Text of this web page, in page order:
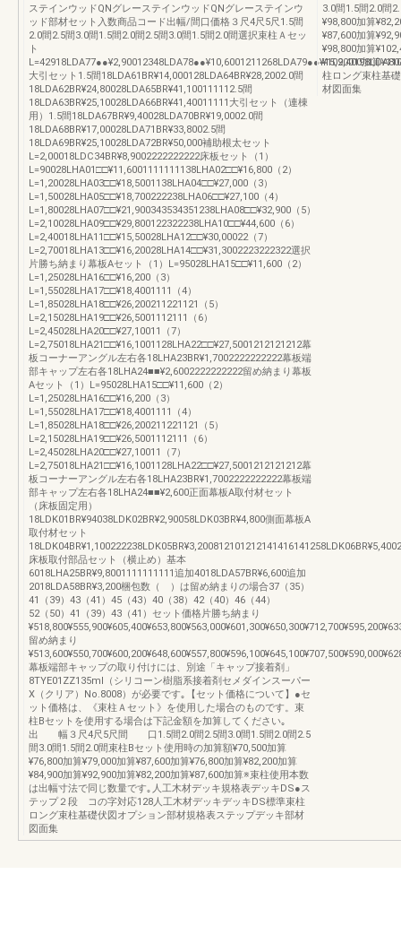
ステインウッドQNグレーステインウッドQNグレーステインウ
ッド部材セット入数商品コード出幅/間口価格３尺4尺5尺1.5間
2.0間2.5間3.0間1.5間2.0間2.5間3.0間1.5間2.0間選択束柱Ａセッ
ト
大引セット1.5間18LDA61BR¥14,000128LDA64BR¥28,2002.0間
18LDA62BR¥24,80028LDA65BR¥41,100111112.5間
18LDA63BR¥25,10028LDA66BR¥41,40011111大引セット（連棟
用）1.5間18LDA67BR¥9,40028LDA70BR¥19,0002.0間
18LDA68BR¥17,00028LDA71BR¥33,8002.5間
18LDA69BR¥25,10028LDA72BR¥50,000補助根太セット
L=2,00018LDC34BR¥8,9002222222222床板セット（1）
L=90028LHA01□□¥11,6001111111138LHA02□□¥16,800（2）
L=1,20028LHA03□□¥18,5001138LHA04□□¥27,000（3）
L=1,50028LHA05□□¥18,700222238LHA06□□¥27,100（4）
L=1,80028LHA07□□¥21,900343534351238LHA08□□¥32,900（5）
L=2,10028LHA09□□¥29,800122322238LHA10□□¥44,600（6）
L=2,40018LHA11□□¥15,50028LHA12□□¥30,00022（7）
L=2,70018LHA13□□¥16,20028LHA14□□¥31,3002223222322選択
片勝ち納まり幕板Aセット（1）L=95028LHA15□□¥11,600（2）
L=1,25028LHA16□□¥16,200（3）
L=1,55028LHA17□□¥18,4001111（4）
L=1,85028LHA18□□¥26,200211221121（5）
L=2,15028LHA19□□¥26,5001112111（6）
L=2,45028LHA20□□¥27,10011（7）
L=2,75018LHA21□□¥16,1001128LHA22□□¥27,5001212121212幕
板コーナーアングル左右各18LHA23BR¥1,7002222222222幕板端
部キャップ左右各18LHA24■■¥2,6002222222222留め納まり幕板
Aセット（1）L=95028LHA15□□¥11,600（2）
L=1,25028LHA16□□¥16,200（3）
L=1,55028LHA17□□¥18,4001111（4）
L=1,85028LHA18□□¥26,200211221121（5）
L=2,15028LHA19□□¥26,5001112111（6）
L=2,45028LHA20□□¥27,10011（7）
L=2,75018LHA21□□¥16,1001128LHA22□□¥27,5001212121212幕
板コーナーアングル左右各18LHA23BR¥1,7002222222222幕板端
部キャップ左右各18LHA24■■¥2,600正面幕板A取付材セット
（床板固定用）
18LDK01BR¥94038LDK02BR¥2,90058LDK03BR¥4,800側面幕板A
取付材セット
床板取付部品セット（横止め）基本
6018LHA25BR¥9,8001111111111追加4018LDA57BR¥6,600追加
2018LDA58BR¥3,200梱包数（ ）は留め納まりの場合37（35）
41（39）43（41）45（43）40（38）42（40）46（44）
52（50）41（39）43（41）セット価格片勝ち納まり
留め納まり
幕板端部キャップの取り付けには、別途「キャップ接着剤」
8TYE01ZZ135ml（シリコーン樹脂系接着剤セメダインスーパー
X（クリア）No.8008）が必要です｡【セット価格について】●セ
ット価格は、《束柱Ａセット》を使用した場合のものです。束
柱Bセットを使用する場合は下記金額を加算してください｡
出 幅３尺4尺5尺間 口1.5間2.0間2.5間3.0間1.5間2.0間2.5
間3.0間1.5間2.0間束柱Bセット使用時の加算額¥70,500加算
¥76,800加算¥79,000加算¥87,600加算¥76,800加算¥82,200加算
¥84,900加算¥92,900加算¥82,200加算¥87,600加算※束柱使用本数
は出幅寸法で同じ数量です｡人工木材デッキ規格表デッキDS●ス
テップ２段 コの字対応128人工木材デッキデッキDS標準束柱
ロング束柱基礎伏図オプション部材規格表ステップデッキ部材
図面集
3.0間1.5間2.0間
¥98,800加算
¥87,600加算
¥98,800加算
¥102,400加算
柱ロング束柱基
材図面集